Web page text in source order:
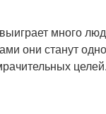
много
они станут
целей.